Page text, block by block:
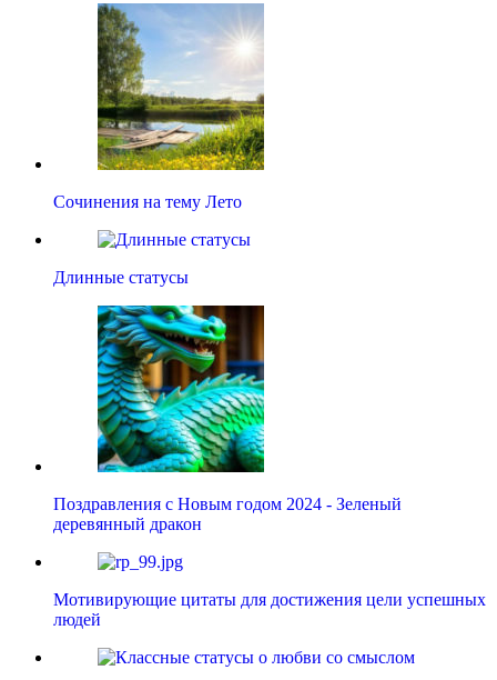
Сочинения на тему Лето
Длинные статусы
Поздравления с Новым годом 2024 - Зеленый
деревянный дракон
Мотивирующие цитаты для достижения цели успешных
людей